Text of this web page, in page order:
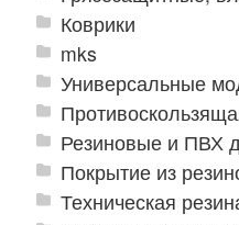
Коврики
mks
Универсальные
Резиновые и ПВХ
Покрытие из
Техническая